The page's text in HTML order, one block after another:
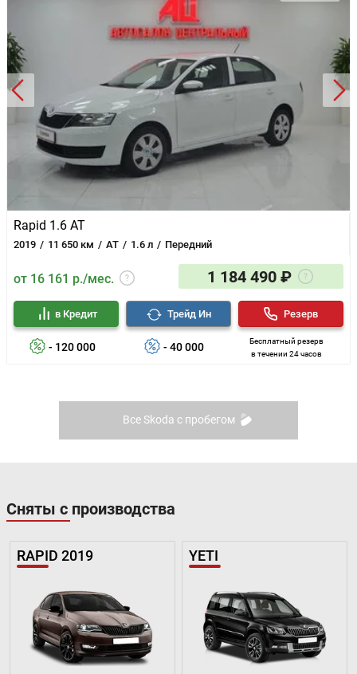
Rapid 1.6 AT
2019 11 650 км AT 1.6 л Передний
от 16 161 р./мес. 1 184 490 ₽
- 120 000
в Кредит
- 40 000
Трейд Ин
Бесплатный резерв
в течении 24 часов
Резерв
Все Skoda с пробегом
Сняты с производства
RAPID 2019 YETI